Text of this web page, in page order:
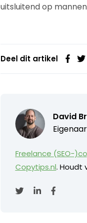
uitsluitend op
Deel dit artikel
David
Freelance (SEO-
Copytips.nl. Houdt